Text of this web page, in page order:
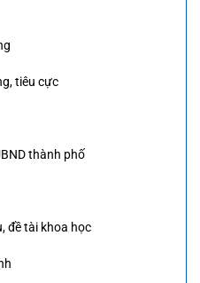
tiêu cực
thành phố
đề tài khoa học